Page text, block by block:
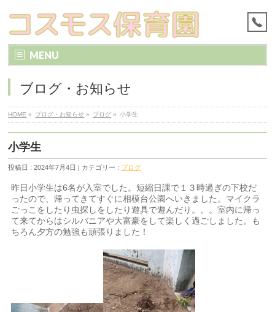
MENU
ブログ・お知らせ
HOME » ブログ・お知らせ » ブログ » 小学生
小学生
投稿日 : 2024年7月4日 | カテゴリー : ブログ
昨日小学生は6名が入室でした。短縮日課で１３時過ぎの下校だ
ったので、帰ってきてすぐに相模台公園へいきました。マイクラ
ごっこをしたり虫探しをしたり遊具で遊んだり。。。室内に帰っ
て来てからはシルバニアや大富豪をして楽しく過ごしました。も
ちろん夕方の勉強も頑張りました！